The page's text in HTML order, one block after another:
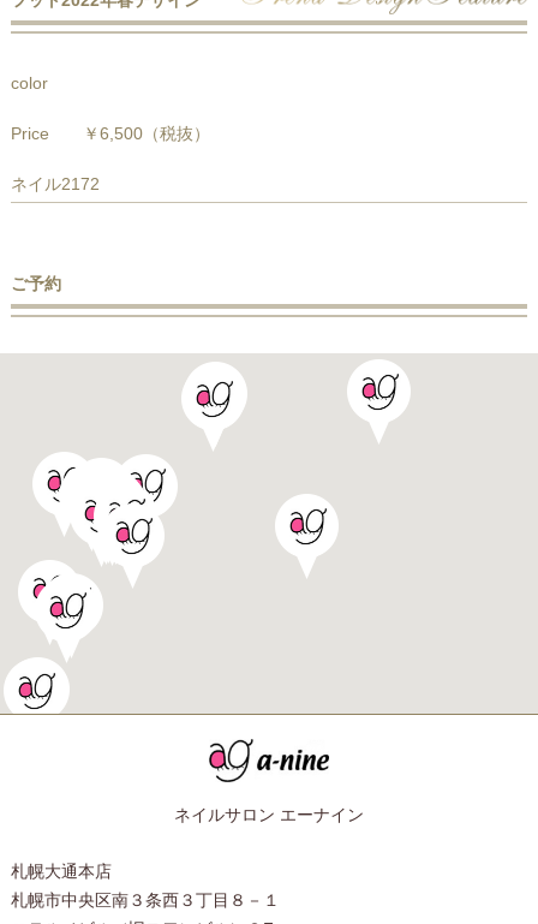
color
Price ￥6,500（税抜）
ネイル2172
ご予約
ネイルサロン エーナイン
札幌大通本店
札幌市中央区南３条西３丁目８－１